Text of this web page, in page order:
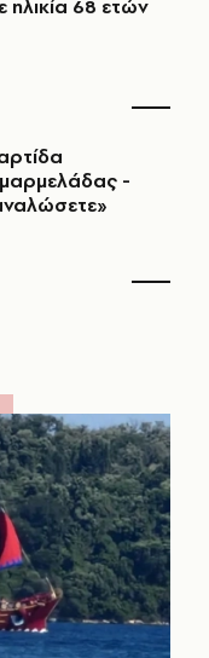
ηλικία 68 ετών
-